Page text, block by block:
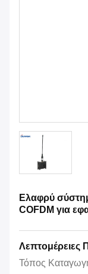
Ελαφρύ
COFDM για
Λεπτομέρειες
Τόπος